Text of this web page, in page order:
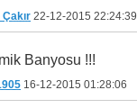
22-12-2015 22:24:39
Banyosu !!!
16-12-2015 01:28:06